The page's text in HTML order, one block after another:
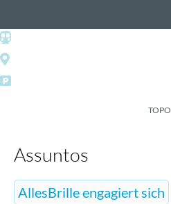
TOPO
Assuntos
AllesBrille engagiert sich